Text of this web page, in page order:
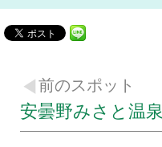
前のスポット
安曇野みさと温泉